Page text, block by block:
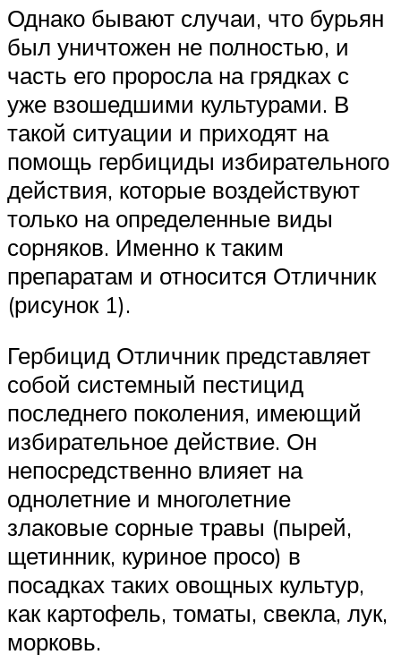
Однако бывают случаи, что бурьян
был уничтожен не полностью, и
часть его проросла на грядках с
уже взошедшими культурами. В
такой ситуации и приходят на
помощь гербициды избирательного
действия, которые воздействуют
только на определенные виды
сорняков. Именно к таким
препаратам и относится Отличник
(рисунок 1).
Гербицид Отличник представляет
собой системный пестицид
последнего поколения, имеющий
избирательное действие. Он
непосредственно влияет на
однолетние и многолетние
злаковые сорные травы (пырей,
щетинник, куриное просо) в
посадках таких овощных культур,
как картофель, томаты, свекла, лук,
морковь.